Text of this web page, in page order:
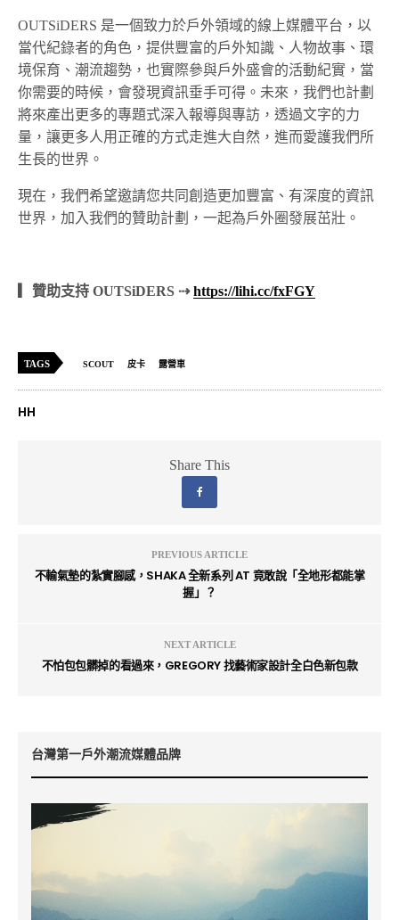
OUTSiDERS 是一個致力於戶外領域的線上媒體平台，以
當代紀錄者的角色，提供豐富的戶外知識、人物故事、環
境保育、潮流趨勢，也實際參與戶外盛會的活動紀實，當
你需要的時候，會發現資訊垂手可得。未來，我們也計劃
將來產出更多的專題式深入報導與專訪，透過文字的力
量，讓更多人用正確的方式走進大自然，進而愛護我們所
生長的世界。
現在，我們希望邀請您共同創造更加豐富、有深度的資訊
世界，加入我們的贊助計劃，一起為戶外圈發展茁壯。
▎贊助支持 OUTSiDERS ⇢https://lihi.cc/fxFGY
TAGS SCOUT 皮卡 露營車
HH
Share This
PREVIOUS ARTICLE
不輸氣墊的紮實腳感，SHAKA 全新系列 AT 竟敢說「全地形都能掌
握」？
NEXT ARTICLE
不怕包包髒掉的看過來，GREGORY 找藝術家設計全白色新包款
台灣第一戶外潮流媒體品牌